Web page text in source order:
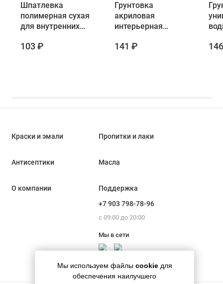
Шпатлевка
полимерная сухая
для внутренних
103 ₽
Грунтовка
акриловая
интерьерная
против плесени
141 ₽
Мы используем файлы cookie для
обеспечения наилучшего
Краски и эмали Пропитки и лаки
Антисептики Масла
О компании
Поддержка
+7 903 798-78-96
с 09:00 до 20:00
Мы в сети